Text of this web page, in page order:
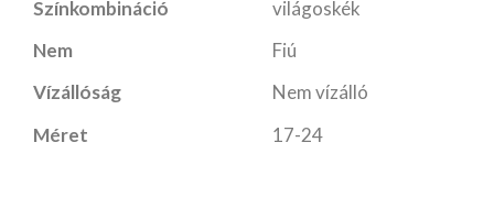
Színkombináció
világoskék
Nem
Fiú
Vízállóság
Nem vízálló
Méret
17-24